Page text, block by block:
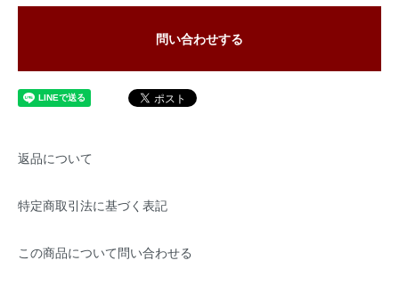
問い合わせする
返品について
特定商取引法に基づく表記
この商品について問い合わせる